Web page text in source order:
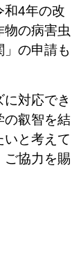
4年の改
物の病害虫
の申請も
対応でき
の叡智を結
と考えて
ご協力を賜